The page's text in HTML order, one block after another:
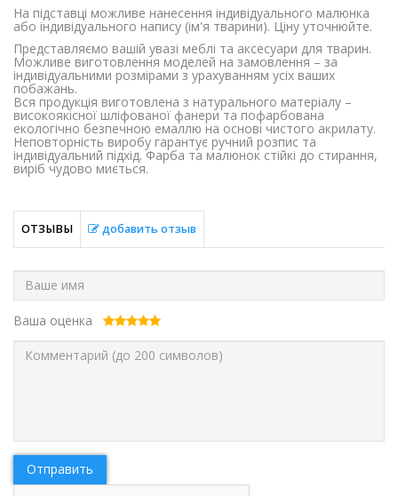
На підставці можливе нанесення індивідуального малюнка
або індивідуального напису (ім'я тварини). Ціну уточнюйте.
Представляємо вашій увазі меблі та аксесуари для тварин.
Можливе виготовлення моделей на замовлення – за
індивідуальними розмірами з урахуванням усіх ваших
побажань.
Вся продукція виготовлена ​​з натурального матеріалу –
високоякісної шліфованої фанери та пофарбована
екологічно безпечною емаллю на основі чистого акрилату.
Неповторність виробу гарантує ручний розпис та
індивідуальний підхід. Фарба та малюнок стійкі до стирання,
виріб чудово миється.
ОТЗЫВЫ добавить отзыв
Ваша оценка
Отправить